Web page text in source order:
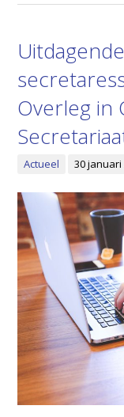
Overleg in
Actueel 30 januari